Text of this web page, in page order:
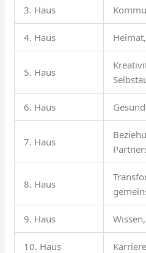
3. Haus
4. Haus
5. Haus
6. Haus
7. Haus
8. Haus
9. Haus
10. Haus